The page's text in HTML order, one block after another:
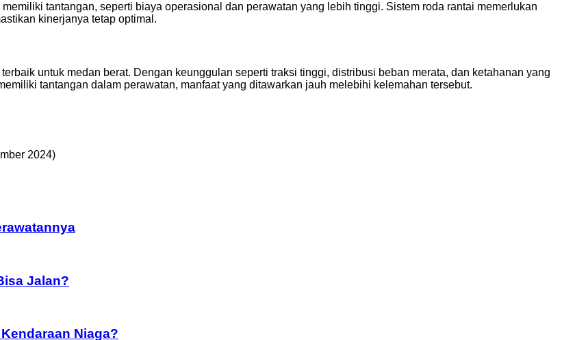
tantangan, seperti biaya operasional dan perawatan yang lebih tinggi. Sistem roda rantai memerlukan
kinerjanya tetap optimal.
untuk medan berat. Dengan keunggulan seperti traksi tinggi, distribusi beban merata, dan ketahanan yang
tantangan dalam perawatan, manfaat yang ditawarkan jauh melebihi kelemahan tersebut.
2024)
Jalan?
Niaga?